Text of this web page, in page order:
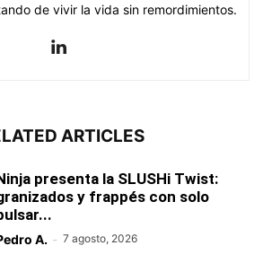
de vivir la vida sin remordimientos.
ARTICLES
presenta la SLUSHi Twist:
y frappés con solo
A. - 7 agosto, 2026